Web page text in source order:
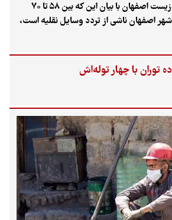
مدیرکل حفاظت محیط‌زیست اصفهان با بیان این که بین ۵۸ تا ۷۰
ناشی از تردد وسایل نقلیه است،
که سهم واحدهای مسکونی، اداری و
۴۱ درصد سهم آلودگی هوای شهر اصفهان ناشی از
با چهار توله‌اش